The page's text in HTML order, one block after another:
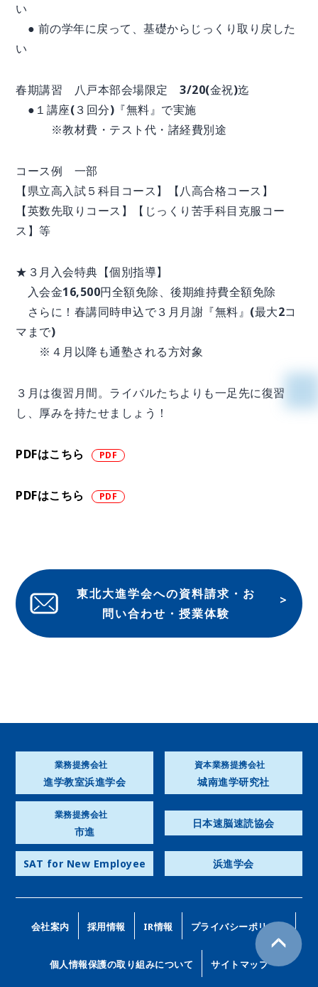
い
● 前の学年に戻って、基礎からじっくり取り戻した
い
春期講習 八戸本部会場限定 3/20(金祝)迄
●１講座(３回分)『無料』で実施
※教材費・テスト代・諸経費別途
コース例 一部
【県立高入試５科目コース】【八高合格コース】
【英数先取りコース】【じっくり苦手科目克服コー
ス】等
★３月入会特典【個別指導】
入会金16,500円全額免除、後期維持費全額免除
さらに！春講同時申込で３月月謝『無料』(最大2コ
マまで)
※４月以降も通塾される方対象
３月は復習月間。ライバルたちよりも一足先に復習
し、厚みを持たせましょう！
PDFはこちら
PDFはこちら
東北大進学会への資料請求・お
問い合わせ・授業体験
業務提携会社
進学教室浜進学会
資本業務提携会社
城南進学研究社
業務提携会社
市進
日本速脳速読協会
SAT for New Employee 浜進学会
会社案内 採用情報 IR情報 プライバシーポリシー
個人情報保護の取り組みについて サイトマップ